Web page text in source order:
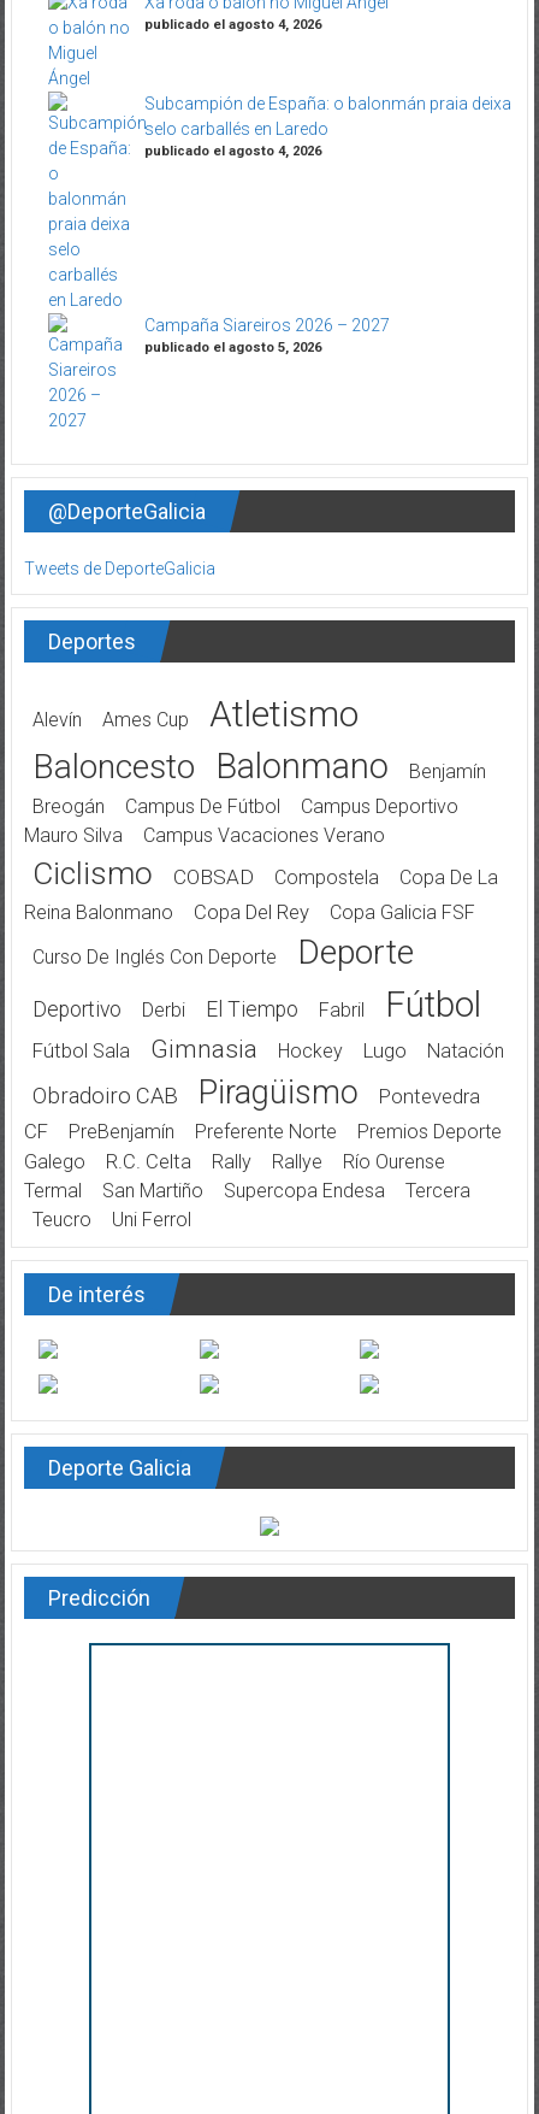
Xa roda o balón no Miguel Ángel
Subcampión de España: o balonmán praia deixa
selo carballés en Laredo
Campaña Siareiros 2026 – 2027
@DeporteGalicia
Tweets de DeporteGalicia
Deportes
Alevín Ames Cup Atletismo
Baloncesto Balonmano
Benjamín
Breogán
Campus De Fútbol
Campus Deportivo
Mauro Silva
Campus Vacaciones Verano
Ciclismo COBSAD Compostela
Copa De La
Reina Balonmano
Copa Del Rey
Copa Galicia FSF
Curso De Inglés Con Deporte
Deporte
Deportivo Derbi El Tiempo Fabril Fútbol
Fútbol Sala Gimnasia Hockey Lugo Natación
Obradoiro CAB Piragüismo
Pontevedra
CF
PreBenjamín Preferente Norte
Premios Deporte
Galego
R.C. Celta Rally Rallye
Río Ourense
Termal
San Martiño Supercopa Endesa
Tercera
Teucro
Uni Ferrol
De interés
Deporte Galicia
Predicción